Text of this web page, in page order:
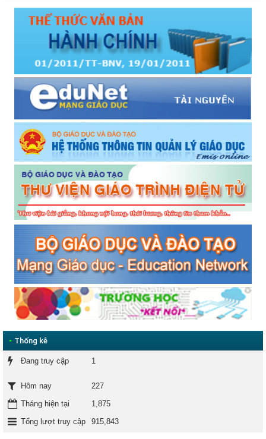
• Thống kê
Đang truy cập 1
Hôm nay
227
Tháng hiện tại
1,875
Tổng lượt truy cập
915,843